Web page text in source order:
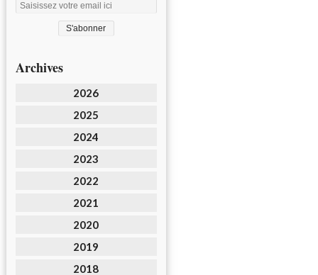
Archives
2026
2025
2024
2023
2022
2021
2020
2019
2018